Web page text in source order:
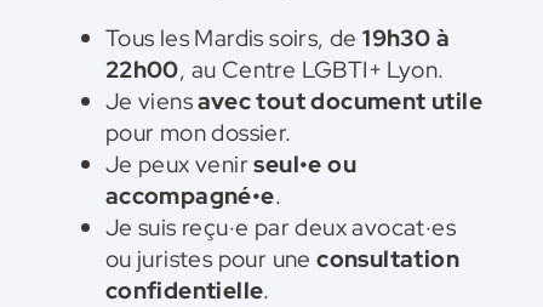
Tous les Mardis soirs, de19h30 à
22h00, au Centre LGBTI+ Lyon.
Je viensavec tout document utile
pour mon dossier.
Je peux venirseul•e ou
accompagné•e.
Je suis reçu·e par deux avocat·es
ou juristes pour uneconsultation
confidentielle.